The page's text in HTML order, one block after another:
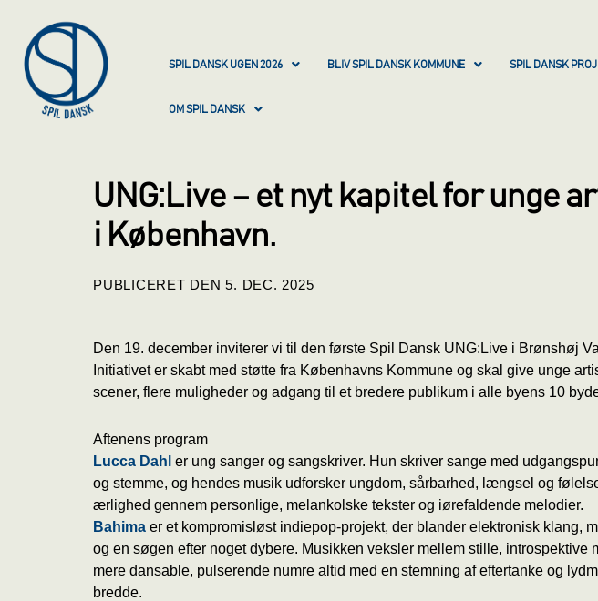
SPIL DANSK UGEN 2026 BLIV SPIL DANSK KOMMUNE SPIL DANSK
OM SPIL DANSK
UNG:Live – et nyt kapitel for unge
i København.
PUBLICERET DEN5. DEC. 2025
Den 19. december inviterer vi til den første Spil Dansk UNG:Live i Brønshøj
Initiativet er skabt med støtte fra Københavns Kommune og skal give unge
scener, flere muligheder og adgang til et bredere publikum i alle byens 10
Aftenens program
Lucca Dahl er ung sanger og sangskriver. Hun skriver sange med
og stemme, og hendes musik udforsker ungdom, sårbarhed, længsel og
ærlighed gennem personlige, melankolske tekster og iørefaldende melodier.
Bahima er et kompromisløst indiepop-projekt, der blander elektronisk klang,
og en søgen efter noget dybere. Musikken veksler mellem stille, introspektive
mere dansable, pulserende numre altid med en stemning af eftertanke og
bredde.